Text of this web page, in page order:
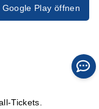
Google Play öffnen
Tickets.